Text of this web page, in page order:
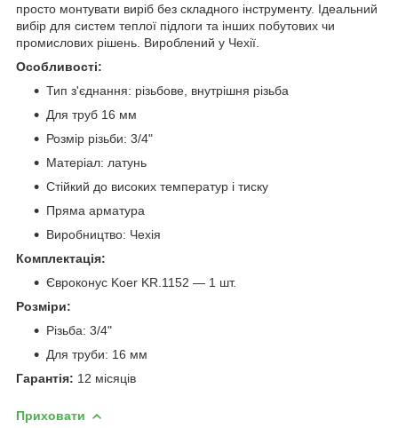
просто монтувати виріб без складного інструменту. Ідеальний
вибір для систем теплої підлоги та інших побутових чи
промислових рішень. Вироблений у Чехії.
Особливості:
Тип з'єднання: різьбове, внутрішня різьба
Для труб 16 мм
Розмір різьби: 3/4"
Матеріал: латунь
Стійкий до високих температур і тиску
Пряма арматура
Виробництво: Чехія
Комплектація:
Євроконус Koer KR.1152 — 1 шт.
Розміри:
Різьба: 3/4"
Для труби: 16 мм
Гарантія: 12 місяців
Приховати